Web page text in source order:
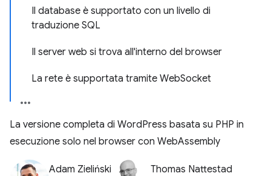
Il database è supportato con un livello di
traduzione SQL
Il server web si trova all'interno del browser
La rete è supportata tramite WebSocket
La versione completa di WordPress basata su PHP in
esecuzione solo nel browser con WebAssembly
Adam Zieliński Thomas Nattestad